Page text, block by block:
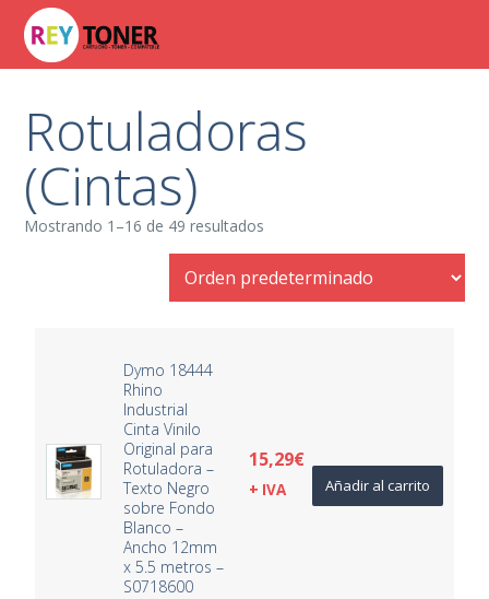
Rotuladoras
(Cintas)
Mostrando 1–16 de 49 resultados
Dymo 18444
Rhino
Industrial
Cinta Vinilo
Original para
Rotuladora –
Texto Negro
sobre Fondo
Blanco –
Ancho 12mm
x 5.5 metros –
S0718600
15,29€
+ IVA Añadir al carrito